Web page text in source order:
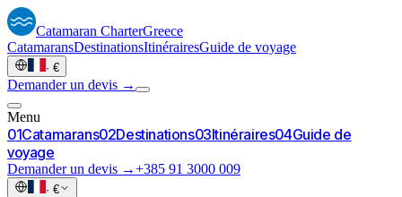
Catamaran CharterGreece
CatamaransDestinationsItinérairesGuide de voyage
· €
Demander un devis →
Menu
01Catamarans02Destinations03Itinéraires04Guide de
voyage
Demander un devis →+385 91 3000 009
· €